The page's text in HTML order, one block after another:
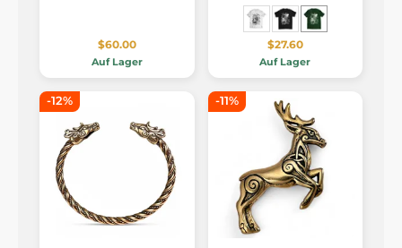
$60.00
Auf Lager
$27.60
Auf Lager
-12% -11%